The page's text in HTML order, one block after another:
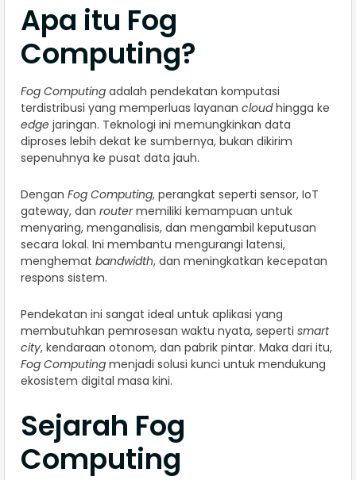
Apa itu Fog
Computing?
Fog Computing adalah pendekatan komputasi
terdistribusi yang memperluas layanan cloudhingga ke
edge jaringan. Teknologi ini memungkinkan data
diproses lebih dekat ke sumbernya, bukan dikirim
sepenuhnya ke pusat data jauh.
Dengan Fog Computing, perangkat seperti sensor, IoT
gateway, dan routermemiliki kemampuan untuk
menyaring, menganalisis, dan mengambil keputusan
secara lokal. Ini membantu mengurangi latensi,
menghemat bandwidth, dan meningkatkan kecepatan
respons sistem.
Pendekatan ini sangat ideal untuk aplikasi yang
membutuhkan pemrosesan waktu nyata, seperti smart
city, kendaraan otonom, dan pabrik pintar. Maka dari itu,
Fog Computing menjadi solusi kunci untuk mendukung
ekosistem digital masa kini.
Sejarah Fog
Computing